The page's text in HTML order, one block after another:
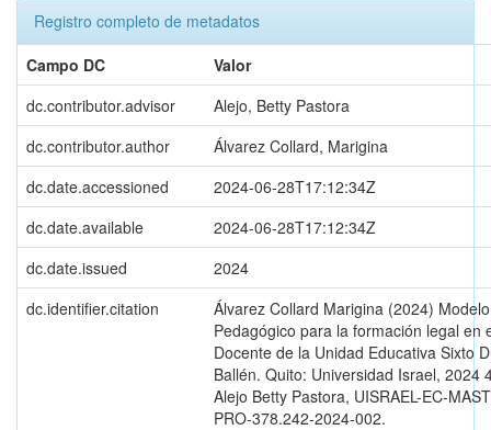
Registro completo de metadatos
Campo DC
Valor
dc.contributor.advisor
Alejo, Betty Pastora
dc.contributor.author
Álvarez Collard, Marigina
dc.date.accessioned
2024-06-28T17:12:34Z
dc.date.available
2024-06-28T17:12:34Z
dc.date.issued
2024
dc.identifier.citation
Álvarez Collard Marigina (2024) Modelo
Pedagógico para la formación legal en
Docente de la Unidad Educativa Sixto
Ballén. Quito: Universidad Israel, 2024
Alejo Betty Pastora, UISRAEL-EC-
PRO-378.242-2024-002.